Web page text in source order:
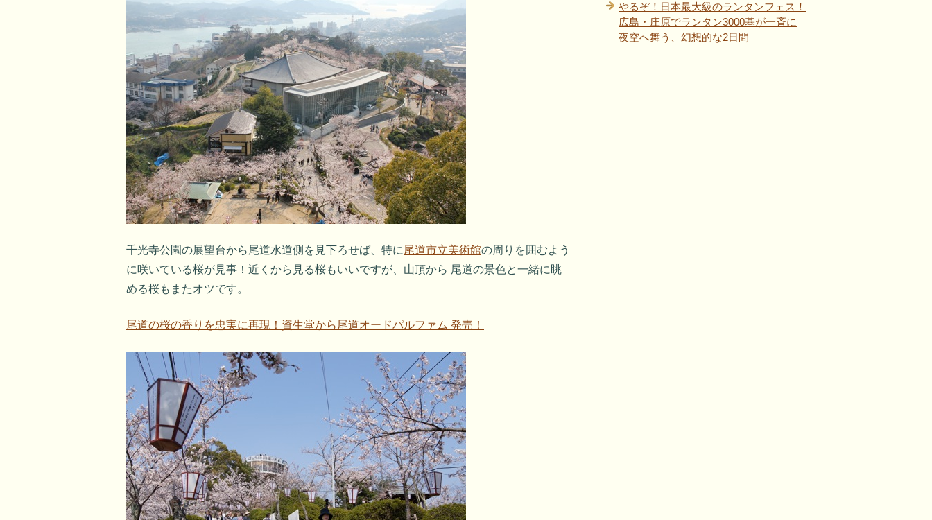
千光寺公園の展望台から尾道水道側を見下ろせば、特に尾道市立美術館の周りを囲むよう
に咲いている桜が見事！近くから見る桜もいいですが、山頂から 尾道の景色と一緒に眺
める桜もまたオツです。
尾道の桜の香りを忠実に再現！資生堂から尾道オードパルファム 発売！
やるぞ！日本最大級のランタンフェス！
広島・庄原でランタン3000基が一斉に
夜空へ舞う、幻想的な2日間